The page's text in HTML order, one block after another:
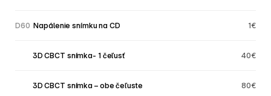
         3D CBCT snímka- 1 čeľusť
40€
         3D CBCT snímka – obe čeľuste
80€
D60 Napálenie snímku na CD 1€